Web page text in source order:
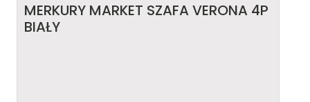
MERKURY MARKET SZAFA VERONA 4P
BIAŁY